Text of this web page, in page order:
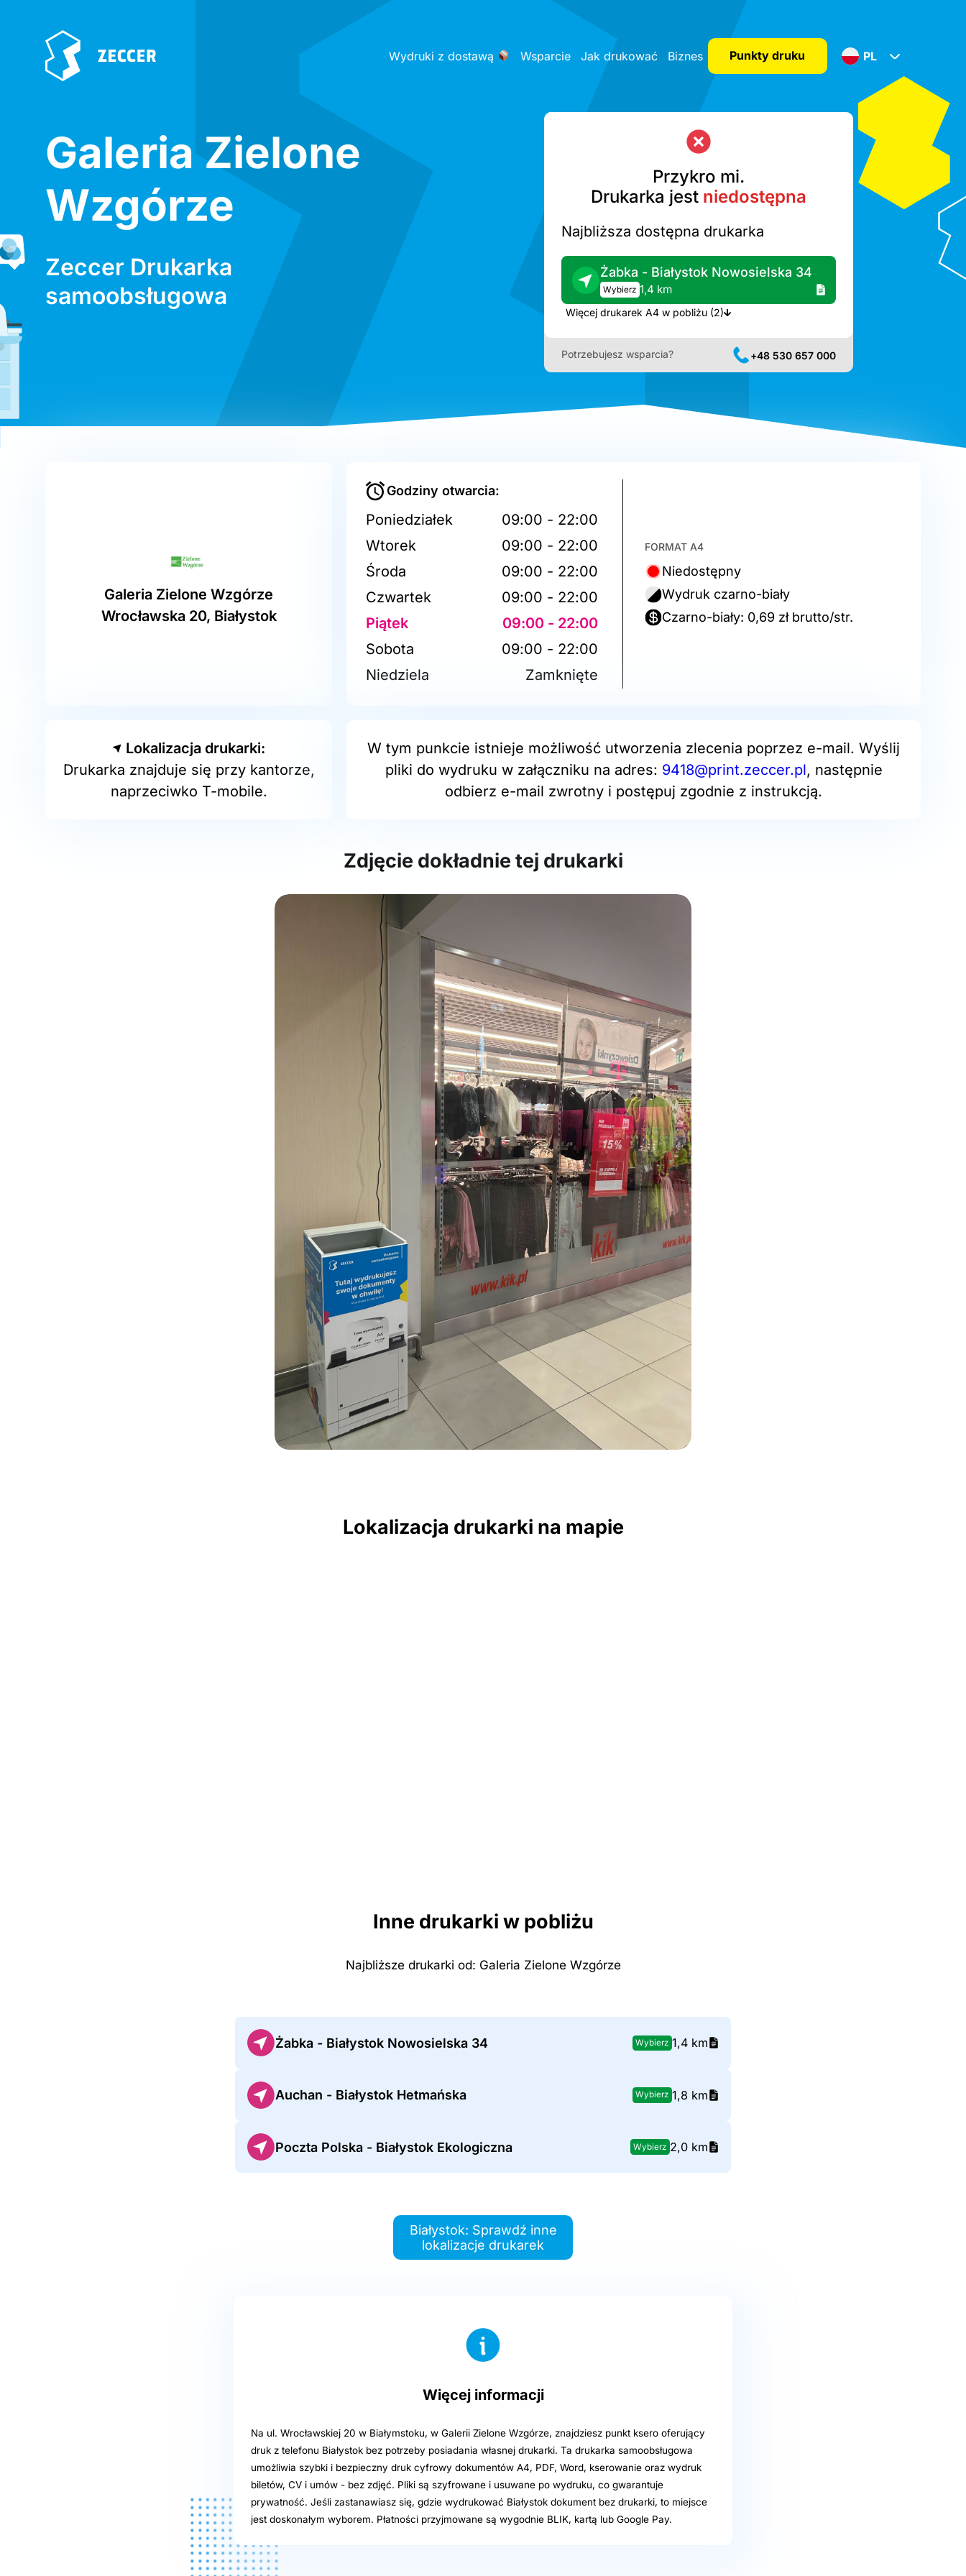
Wydruki z dostawą Wsparcie Jak drukować Biznes Punkty druku PL
Galeria Zielone
Wzgórze
Zeccer Drukarka
samoobsługowa
Przykro mi.
Drukarka jest niedostępna
Najbliższa dostępna drukarka
Żabka - Białystok Nowosielska 34
Wybierz 1,4 km
Więcej drukarek A4 w pobliżu (2)
Potrzebujesz wsparcia? +48 530 657 000
Galeria Zielone Wzgórze
Wrocławska 20, Białystok
Godziny otwarcia:
Poniedziałek
09:00 - 22:00
Wtorek
09:00 - 22:00
Środa
09:00 - 22:00
Czwartek
09:00 - 22:00
Piątek
09:00 - 22:00
Sobota
09:00 - 22:00
Niedziela
Zamknięte
FORMAT A4
Niedostępny
Wydruk czarno-biały
Czarno-biały: 0,69 zł brutto/str.
Lokalizacja drukarki:
Drukarka znajduje się przy kantorze,
naprzeciwko T-mobile.
W tym punkcie istnieje możliwość utworzenia zlecenia poprzez e-mail. Wyślij
pliki do wydruku w załączniku na adres: 9418@print.zeccer.pl, następnie
odbierz e-mail zwrotny i postępuj zgodnie z instrukcją.
Zdjęcie dokładnie tej drukarki
Lokalizacja drukarki na mapie
Inne drukarki w pobliżu
Najbliższe drukarki od: Galeria Zielone Wzgórze
Żabka - Białystok Nowosielska 34 Wybierz 1,4 km
Auchan - Białystok Hetmańska Wybierz 1,8 km
Poczta Polska - Białystok Ekologiczna Wybierz 2,0 km
Białystok: Sprawdź inne
lokalizacje drukarek
Więcej informacji
Na ul. Wrocławskiej 20 w Białymstoku, w Galerii Zielone Wzgórze, znajdziesz punkt ksero oferujący
druk z telefonu Białystok bez potrzeby posiadania własnej drukarki. Ta drukarka samoobsługowa
umożliwia szybki i bezpieczny druk cyfrowy dokumentów A4, PDF, Word, kserowanie oraz wydruk
biletów, CV i umów - bez zdjęć. Pliki są szyfrowane i usuwane po wydruku, co gwarantuje
prywatność. Jeśli zastanawiasz się, gdzie wydrukować Białystok dokument bez drukarki, to miejsce
jest doskonałym wyborem. Płatności przyjmowane są wygodnie BLIK, kartą lub Google Pay.